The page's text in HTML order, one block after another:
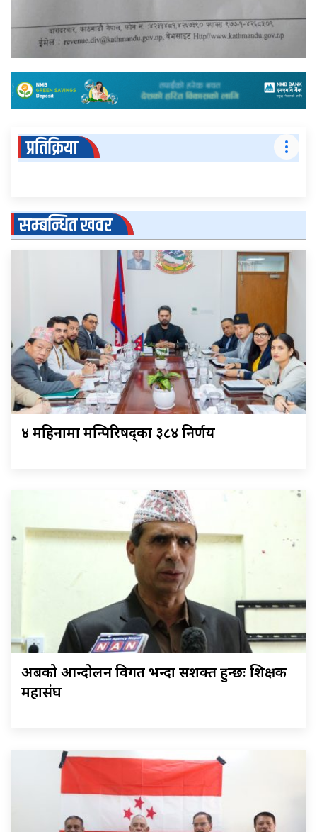
प्रतिक्रिया
सम्बन्धित खवर
४ महिनामा मन्त्रिपरिषद्का ३८४ निर्णय
अबको आन्दोलन विगत भन्दा सशक्त हुन्छः शिक्षक
महासंघ